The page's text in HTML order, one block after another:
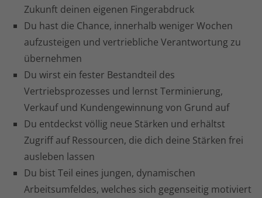
Zukunft deinen eigenen Fingerabdruck
Du hast die Chance, innerhalb weniger Wochen
aufzusteigen und vertriebliche Verantwortung zu
übernehmen
Du wirst ein fester Bestandteil des
Vertriebsprozesses und lernst Terminierung,
Verkauf und Kundengewinnung von Grund auf
Du entdeckst völlig neue Stärken und erhältst
Zugriff auf Ressourcen, die dich deine Stärken frei
ausleben lassen
Du bist Teil eines jungen, dynamischen
Arbeitsumfeldes, welches sich gegenseitig motiviert